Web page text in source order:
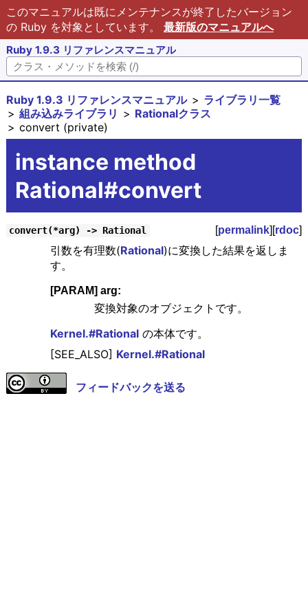
このマニュアルは既にメンテナンスが終了したバージョン
の Ruby を対象としています。 最新版のマニュアルへ
Ruby 1.9.3 リファレンスマニュアル
Ruby 1.9.3 リファレンスマニュアル
ライブラリ一覧
組み込みライブラリ
Rationalクラス
convert (private)
instance method
Rational#convert
convert(*arg) -> Rational [permalink][rdoc]
引数を有理数(Rational)に変換した結果を返しま
す。
[PARAM] arg:
変換対象のオブジェクトです。
Kernel.#Rationalの本体です。
[SEE_ALSO] Kernel.#Rational
フィードバックを送る